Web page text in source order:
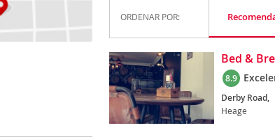
ORDENAR POR:
Bed &
8.9
Derby Road,
Heage